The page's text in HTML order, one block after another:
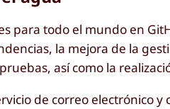
para todo el mundo en
la mejora de la
así como la
de correo electrónico